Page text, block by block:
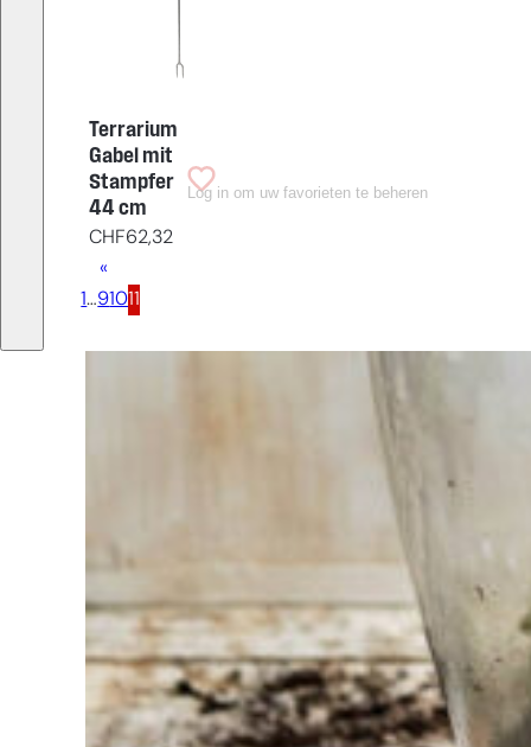
Terrarium
Gabel mit
Stampfer
44 cm
CHF62,32
Log in om uw favorieten te beheren
«
1…91011
Auswahl?
Werkzeug für Ihren Job
Bei Sneeboer sind
wir immer bereit,